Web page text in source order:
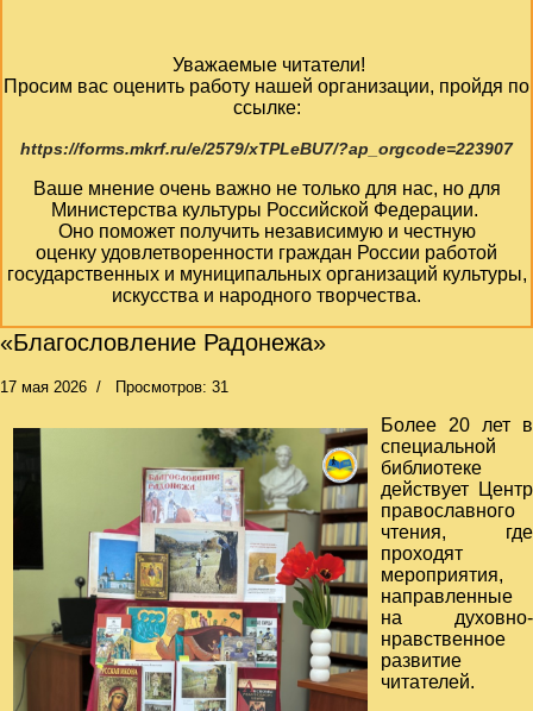
Уважаемые читатели!
Просим вас оценить работу нашей организации, пройдя по
ссылке:
https://forms.mkrf.ru/e/2579/xTPLeBU7/?ap_orgcode=223907
Ваше мнение очень важно не только для нас, но для
Министерства культуры Российской Федерации.
Оно поможет получить независимую и честную
оценку удовлетворенности граждан России работой
государственных и муниципальных организаций культуры,
искусства и народного творчества.
«Благословление Радонежа»
17 мая 2026 Просмотров: 31
Более 20 лет в
специальной
библиотеке
действует Центр
православного
чтения, где
проходят
мероприятия,
направленные
на духовно-
нравственное
развитие
читателей.